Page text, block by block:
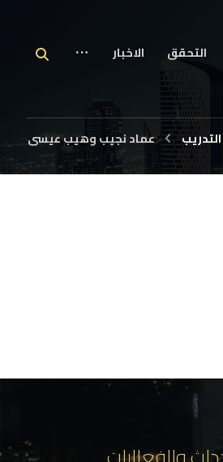
التحقق الاخبار
عماد نجيب وهيب عيسى